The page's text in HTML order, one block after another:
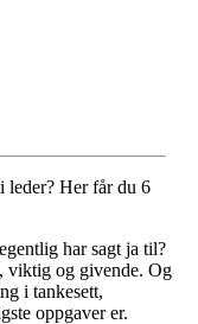
leder? Her får du 6
har sagt ja til?
viktig og givende. Og
i tankesett,
oppgaver er.